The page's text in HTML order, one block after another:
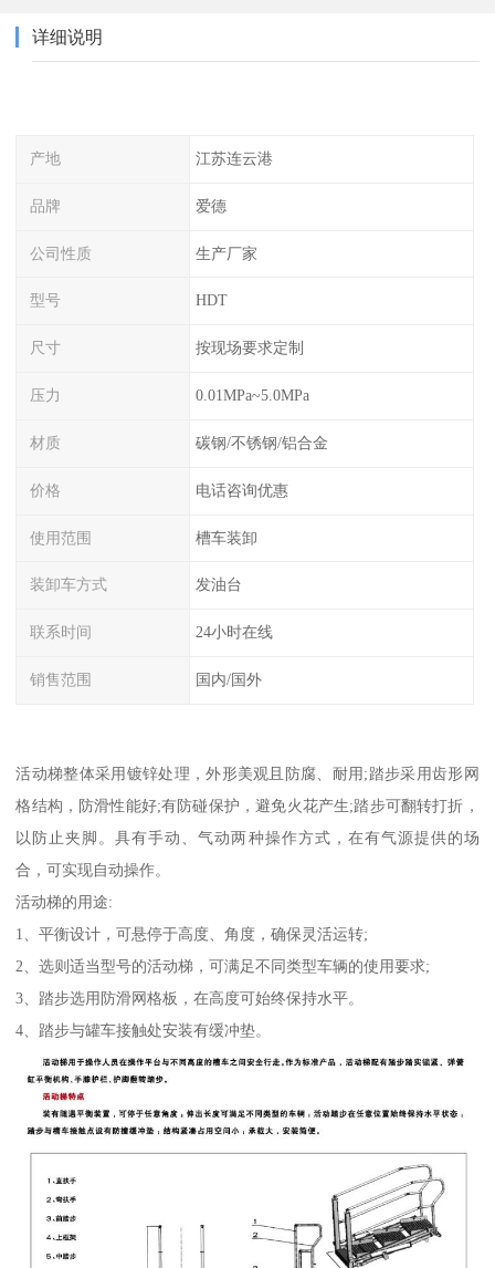
详细说明
产地 江苏连云港
品牌 爱德
公司性质 生产厂家
型号 HDT
尺寸 按现场要求定制
压力 0.01MPa~5.0MPa
材质 碳钢/不锈钢/铝合金
价格 电话咨询优惠
使用范围 槽车装卸
装卸车方式 发油台
联系时间 24小时在线
销售范围 国内/国外
活动梯整体采用镀锌处理，外形美观且防腐、耐用;踏步采用齿形网
格结构，防滑性能好;有防碰保护，避免火花产生;踏步可翻转打折，
以防止夹脚。具有手动、气动两种操作方式，在有气源提供的场
合，可实现自动操作。
活动梯的用途:
1、平衡设计，可悬停于高度、角度，确保灵活运转;
2、选则适当型号的活动梯，可满足不同类型车辆的使用要求;
3、踏步选用防滑网格板，在高度可始终保持水平。
4、踏步与罐车接触处安装有缓冲垫。